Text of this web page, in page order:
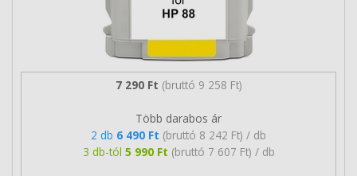
7 290 Ft (bruttó 9 258 Ft)
Több darabos ár
2 db 6 490 Ft (bruttó 8 242 Ft) / db
3 db-tól 5 990 Ft (bruttó 7 607 Ft) / db